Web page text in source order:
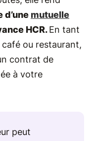
mutuelle
HCR.En tant
café ou restaurant,
contrat de
à votre
peut